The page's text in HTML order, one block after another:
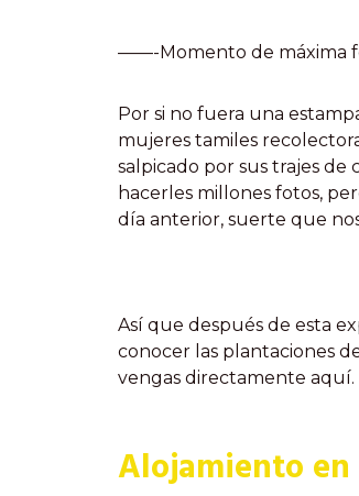
——-Momento de máxima
Por si no fuera una
mujeres tamiles
salpicado por sus trajes de
hacerles millones fotos,
día anterior, suerte que
Así que después de esta
conocer las plantaciones
vengas directamente aquí.
Alojamiento